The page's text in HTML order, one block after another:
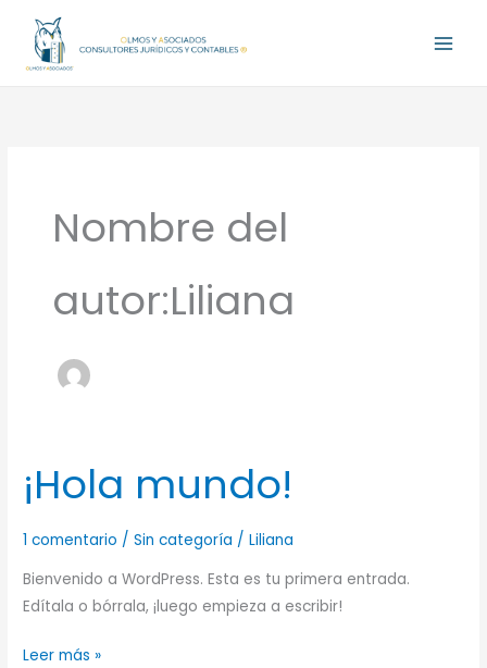
contenido
Nombre del
autor:Liliana
¡Hola mundo!
1 comentario /Sin categoría /Liliana
Bienvenido a WordPress. Esta es tu primera entrada.
Edítala o bórrala, ¡luego empieza a escribir!
¡Hola
mundo!
Leer más »